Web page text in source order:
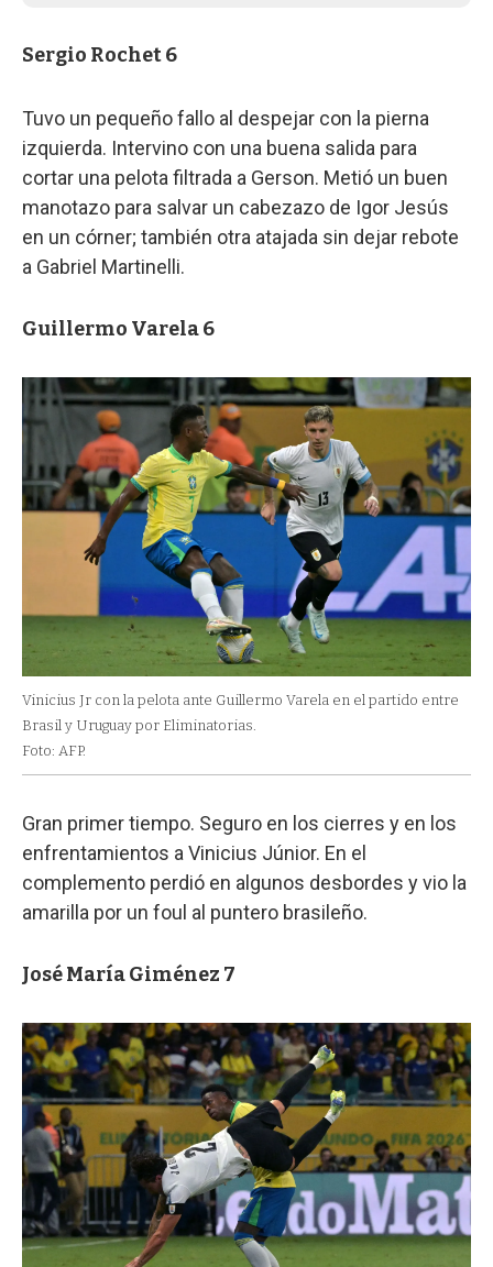
Sergio Rochet 6
Tuvo un pequeño fallo al despejar con la pierna
izquierda. Intervino con una buena salida para
cortar una pelota filtrada a Gerson. Metió un buen
manotazo para salvar un cabezazo de Igor Jesús
en un córner; también otra atajada sin dejar rebote
a Gabriel Martinelli.
Guillermo Varela 6
Vinicius Jr con la pelota ante Guillermo Varela en el partido entre
Brasil y Uruguay por Eliminatorias.
Foto: AFP.
Gran primer tiempo. Seguro en los cierres y en los
enfrentamientos a Vinicius Júnior. En el
complemento perdió en algunos desbordes y vio la
amarilla por un foul al puntero brasileño.
José María Giménez 7